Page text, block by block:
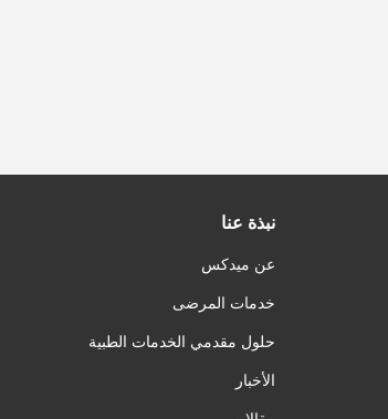
نبذة عنا
عن ميدكس
خدمات المرضى
حلول مقدمي الخدمات الطبية
الأخبار